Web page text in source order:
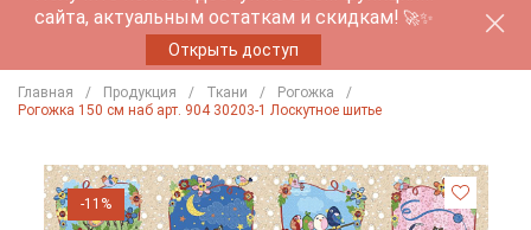
сайта, актуальным остаткам и скидкам! 🚀✨
Открыть доступ
Главная Продукция Ткани
Рогожка
Рогожка 150 см наб арт. 904 30203-1 Лоскутное шитье
-11%